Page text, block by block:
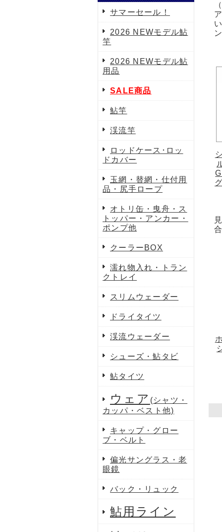
サマーセール！
2026 NEWモデル鮎
竿
2026 NEWモデル鮎
用品
SALE商品
鮎竿
渓流竿
ロッドケース･ロッ
ドカバー
玉網・替網・仕付用
品・尻手ロープ
オトリ缶・曳舟・ス
トッパー・アンカー・
ポンプ他
クーラーBOX
濡れ物入れ・トラン
クトレイ
スリムウェーダー
ドライタイツ
渓流ウェーダー
シューズ・鮎タビ
鮎タイツ
ウェア (シャツ・
カッパ・ベスト他)
キャップ・グロー
ブ・ベルト
偏光サングラス・老
眼鏡
バック・リュック
鮎用ライン